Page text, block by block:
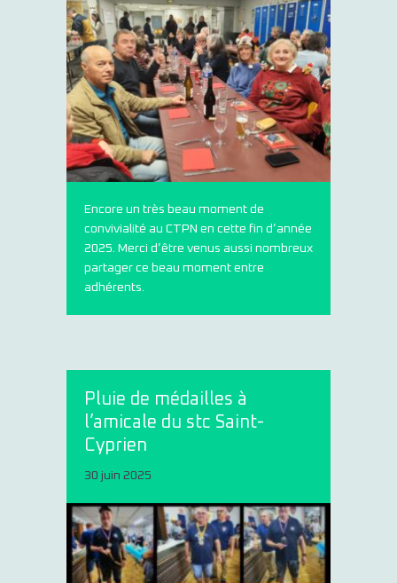
Encore un très beau moment de
convivialité au CTPN en cette fin d’année
2025. Merci d’être venus aussi nombreux
partager ce beau moment entre
adhérents.
Pluie de médailles à
l’amicale du stc Saint-
Cyprien
30 juin 2025